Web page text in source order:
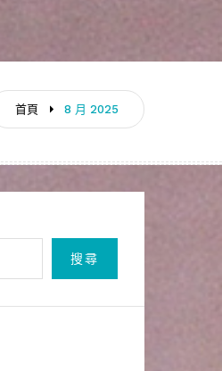
首頁 8 月 2025
搜尋